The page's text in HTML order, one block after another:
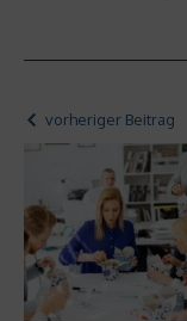
vorheriger Beitrag